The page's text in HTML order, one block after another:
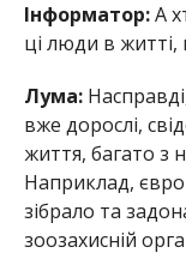
Інформатор:А
ці люди в житті,
Лума:
вже дорослі,
життя, багато з
Наприклад,
зібрало та
зоозахисній